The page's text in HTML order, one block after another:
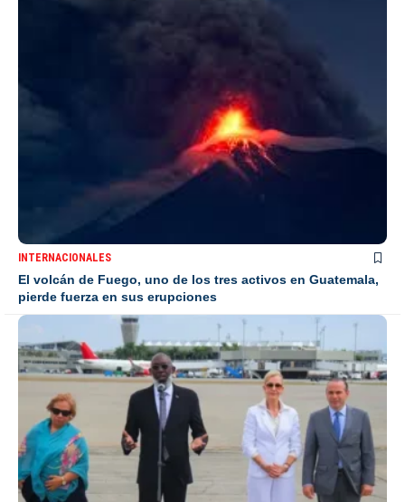
INTERNACIONALES
El volcán de Fuego, uno de los tres activos en Guatemala,
pierde fuerza en sus erupciones